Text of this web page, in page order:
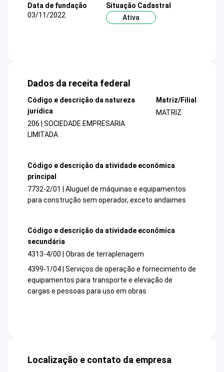
Data de fundação
03/11/2022
Situação Cadastral
Ativa
Dados da receita federal
Código e descrição da natureza
jurídica
206 | SOCIEDADE EMPRESARIA
LIMITADA
Matriz/Filial
MATRIZ
Código e descrição da atividade econômica
principal
7732-2/01 | Aluguel de máquinas e equipamentos
para construção sem operador, exceto andaimes
Código e descrição da atividade econômica
secundária
4313-4/00 | Obras de terraplenagem
4399-1/04 | Serviços de operação e fornecimento de
equipamentos para transporte e elevação de
cargas e pessoas para uso em obras
Localização e contato da empresa